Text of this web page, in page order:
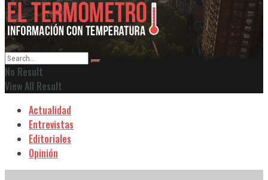
No Result
View All Result
Actualidad
Entrevistas
Editoriales
Opinión